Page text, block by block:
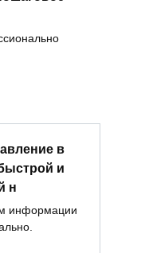
в
и
н
информации